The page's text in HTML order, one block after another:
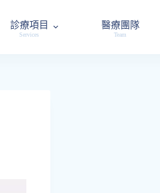
診療項目
Services
醫療團隊
Team